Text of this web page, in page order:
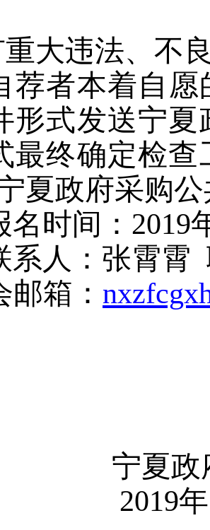
重大违法、不
荐者本着自
形式发送宁
最终确定检
夏政府采购
名时间： 2019
系人：张霄霄
邮箱：
宁夏政
2019